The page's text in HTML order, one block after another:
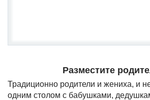
Разместите
Традиционно родители и жениха, и
одним столом с бабушками,